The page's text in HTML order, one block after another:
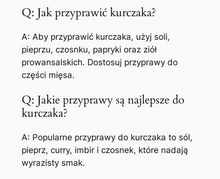
Q: Jak przyprawić kurczaka?
A: Aby przyprawić kurczaka, użyj soli,
pieprzu, czosnku, papryki oraz ziół
prowansalskich. Dostosuj przyprawy do
części mięsa.
Q: Jakie przyprawy są najlepsze do
kurczaka?
A: Popularne przyprawy do kurczaka to sól,
pieprz, curry, imbir i czosnek, które nadają
wyrazisty smak.